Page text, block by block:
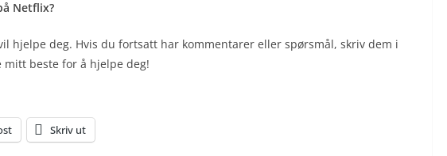
Netflix?
hjelpe deg. Hvis du fortsatt har kommentarer eller spørsmål, skriv dem i
beste for å hjelpe deg!
Skriv ut